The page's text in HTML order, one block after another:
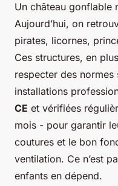
Un château gonflable
Aujourd’hui, on
pirates, licornes,
Ces structures, en
respecter des normes
installations
CE et vérifiées
mois - pour garantir
coutures et le bon
ventilation. Ce n’est
enfants en dépend.